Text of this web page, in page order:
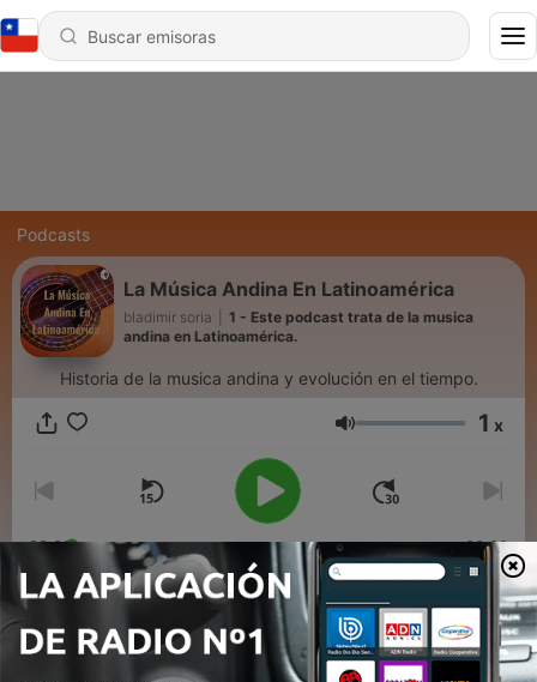
Podcasts
La Música Andina En Latinoamérica
bladimir soria
1 - Este podcast trata de la musica
andina en Latinoamérica.
Historia de la musica andina y evolución en el tiempo.
Volumen 1 x
00:00 00:00
Episodios